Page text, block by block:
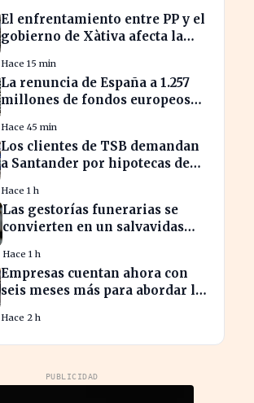
El enfrentamiento entre PP y el
gobierno de Xàtiva afecta la
Hace 15 min
La renuncia de España a 1.257
millones de fondos europeos
Hace 45 min
Los clientes de TSB demandan
a Santander por hipotecas de
Hace 1 h
Las gestorías funerarias se
convierten en un salvavidas
administrativo tras un
fallecimiento.
Hace 1 h
Empresas cuentan ahora con
seis meses más para abordar la
restricciones de
confidencialidad
Hace 2 h
PUBLICIDAD